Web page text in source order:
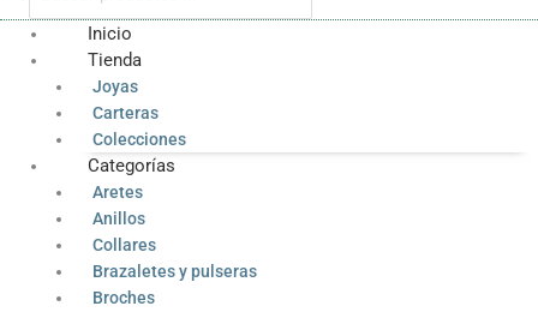
Inicio
Tienda
Joyas
Carteras
Colecciones
Categorías
Aretes
Anillos
Collares
Brazaletes y pulseras
Broches